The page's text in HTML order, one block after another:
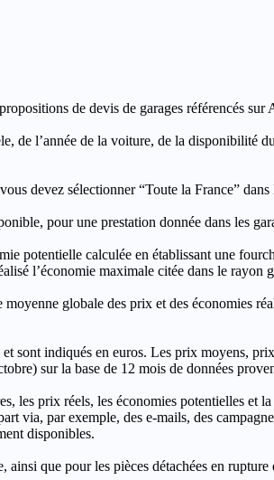
de devis de garages référencés
l’année de la voiture, de la disponibilité
devez sélectionner “Toute la France” dans
pour une prestation donnée dans les
calculée en établissant une
l’économie maximale citée dans le rayon
globale des prix et des économies
indiqués en euros. Les prix moyens,
sur la base de 12 mois de données
les prix réels, les économies potentielles et
via, par exemple, des e-mails, des
disponibles.
que pour les pièces détachées en rupture